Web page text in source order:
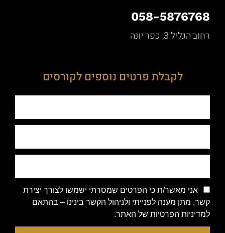
058-5876768
רחוב הגליל 3, כפר יונה
לקבלת פרטים נוספים לקורסים
אני מאשר/ת כי הפרטים שמסרתי ישמשו לצורך יצירת
קשר, מתן מענה לפנייתי ולניהול הקשר בינינו – בהתאם
למדיניות הפרטיות של האתר.